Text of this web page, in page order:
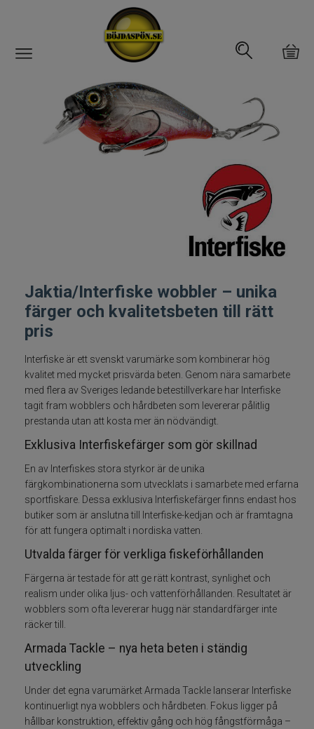
Abborrfemman
Fiskedrag
Betespaket
Handgjorda beten
Jiggar och Gummibeten
Jerkbaits - tailbaits
Wobbler
Vibrationsbeten Bladebaits
Ytbete
Gäddspinnare
Spinnare
Skeddrag
Havsfiske
Jaktia/Interfiske wobbler – unika
färger och kvalitetsbeten till rätt
pris
Interfiske är ett svenskt varumärke som kombinerar hög
kvalitet med mycket prisvärda beten. Genom nära samarbete
med flera av Sveriges ledande betestillverkare har Interfiske
tagit fram wobblers och hårdbeten som levererar pålitlig
prestanda utan att kosta mer än nödvändigt.
Exklusiva Interfiskefärger som gör skillnad
En av Interfiskes stora styrkor är de unika
färgkombinationerna som utvecklats i samarbete med erfarna
sportfiskare. Dessa exklusiva Interfiskefärger finns endast hos
butiker som är anslutna till Interfiske-kedjan och är framtagna
för att fungera optimalt i nordiska vatten.
Utvalda färger för verkliga fiskeförhållanden
Färgerna är testade för att ge rätt kontrast, synlighet och
realism under olika ljus- och vattenförhållanden. Resultatet är
wobblers som ofta levererar hugg när standardfärger inte
räcker till.
Armada Tackle – nya heta beten i ständig
utveckling
Under det egna varumärket Armada Tackle lanserar Interfiske
kontinuerligt nya wobblers och hårdbeten. Fokus ligger på
hållbar konstruktion, effektiv gång och hög fångstförmåga –